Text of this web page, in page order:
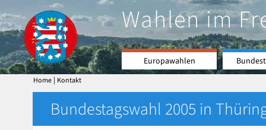
Wahlen im
Europawahlen
Home | Kontakt
Bundestagswahl 2005 in